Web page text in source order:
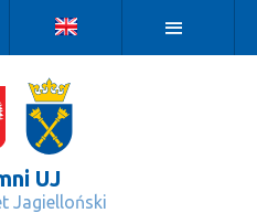
UJ
Jagielloński